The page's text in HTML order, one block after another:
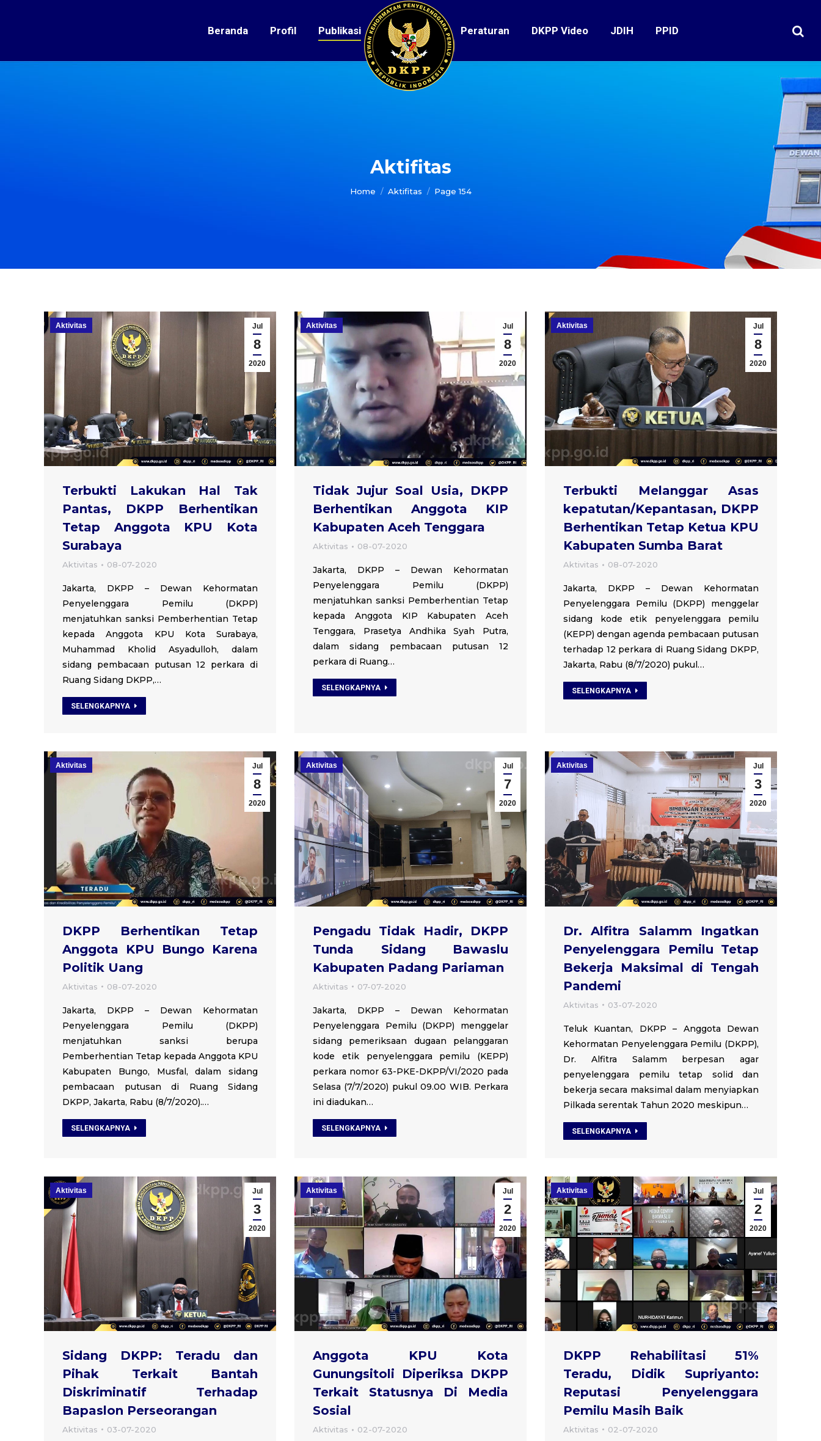
Beranda Profil Publikasi Peraturan DKPP Video JDIH PPID
Aktifitas
You are here:
Home Aktifitas Page 154
Jul
8
2020
Aktivitas
Terbukti Lakukan Hal Tak
Pantas, DKPP Berhentikan
Tetap Anggota KPU Kota
Surabaya
Aktivitas 08-07-2020
Jakarta, DKPP – Dewan Kehormatan
Penyelenggara Pemilu (DKPP)
menjatuhkan sanksi Pemberhentian Tetap
kepada Anggota KPU Kota Surabaya,
Muhammad Kholid Asyadulloh, dalam
sidang pembacaan putusan 12 perkara di
Ruang Sidang DKPP,…
SELENGKAPNYA
Jul
8
2020
Aktivitas
Tidak Jujur Soal Usia, DKPP
Berhentikan Anggota KIP
Kabupaten Aceh Tenggara
Aktivitas 08-07-2020
Jakarta, DKPP – Dewan Kehormatan
Penyelenggara Pemilu (DKPP)
menjatuhkan sanksi Pemberhentian Tetap
kepada Anggota KIP Kabupaten Aceh
Tenggara, Prasetya Andhika Syah Putra,
dalam sidang pembacaan putusan 12
perkara di Ruang…
SELENGKAPNYA
Jul
8
2020
Aktivitas
Terbukti Melanggar Asas
kepatutan/Kepantasan, DKPP
Berhentikan Tetap Ketua KPU
Kabupaten Sumba Barat
Aktivitas 08-07-2020
Jakarta, DKPP – Dewan Kehormatan
Penyelenggara Pemilu (DKPP) menggelar
sidang kode etik penyelenggara pemilu
(KEPP) dengan agenda pembacaan putusan
terhadap 12 perkara di Ruang Sidang DKPP,
Jakarta, Rabu (8/7/2020) pukul…
SELENGKAPNYA
Jul
8
2020
Aktivitas
DKPP Berhentikan Tetap
Anggota KPU Bungo Karena
Politik Uang
Aktivitas 08-07-2020
Jakarta, DKPP – Dewan Kehormatan
Penyelenggara Pemilu (DKPP)
menjatuhkan sanksi berupa
Pemberhentian Tetap kepada Anggota KPU
Kabupaten Bungo, Musfal, dalam sidang
pembacaan putusan di Ruang Sidang
DKPP, Jakarta, Rabu (8/7/2020).…
SELENGKAPNYA
Jul
7
2020
Aktivitas
Pengadu Tidak Hadir, DKPP
Tunda Sidang Bawaslu
Kabupaten Padang Pariaman
Aktivitas 07-07-2020
Jakarta, DKPP – Dewan Kehormatan
Penyelenggara Pemilu (DKPP) menggelar
sidang pemeriksaan dugaan pelanggaran
kode etik penyelenggara pemilu (KEPP)
perkara nomor 63-PKE-DKPP/VI/2020 pada
Selasa (7/7/2020) pukul 09.00 WIB. Perkara
ini diadukan…
SELENGKAPNYA
Jul
3
2020
Aktivitas
Dr. Alfitra Salamm Ingatkan
Penyelenggara Pemilu Tetap
Bekerja Maksimal di Tengah
Pandemi
Aktivitas 03-07-2020
Teluk Kuantan, DKPP – Anggota Dewan
Kehormatan Penyelenggara Pemilu (DKPP),
Dr. Alfitra Salamm berpesan agar
penyelenggara pemilu tetap solid dan
bekerja secara maksimal dalam menyiapkan
Pilkada serentak Tahun 2020 meskipun…
SELENGKAPNYA
Jul
3
2020
Aktivitas
Sidang DKPP: Teradu dan
Pihak Terkait Bantah
Diskriminatif Terhadap
Bapaslon Perseorangan
Aktivitas 03-07-2020
Jul
2
2020
Aktivitas
Anggota KPU Kota
Gunungsitoli Diperiksa DKPP
Terkait Statusnya Di Media
Sosial
Aktivitas 02-07-2020
Jul
2
2020
Aktivitas
DKPP Rehabilitasi 51%
Teradu, Didik Supriyanto:
Reputasi Penyelenggara
Pemilu Masih Baik
Aktivitas 02-07-2020